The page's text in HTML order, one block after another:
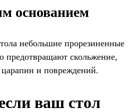
основанием
небольшие прорезиненные
предотвращают скольжение,
и повреждений.
ваш стол